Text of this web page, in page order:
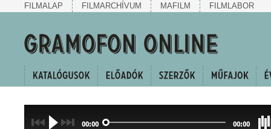
FILMALAP FILMARCHÍVUM MAFILM FILMLABOR
00:00 00:00